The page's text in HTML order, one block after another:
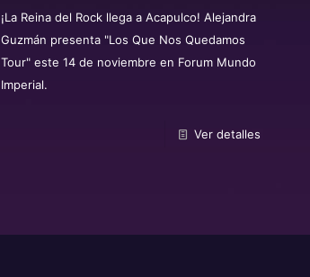
¡La Reina del Rock llega a Acapulco! Alejandra
Guzmán presenta "Los Que Nos Quedamos
Tour" este 14 de noviembre en Forum Mundo
Imperial.
Ver detalles